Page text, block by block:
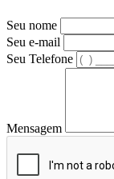
Seu nome
Seu e-mail
Seu Telefone
Mensagem